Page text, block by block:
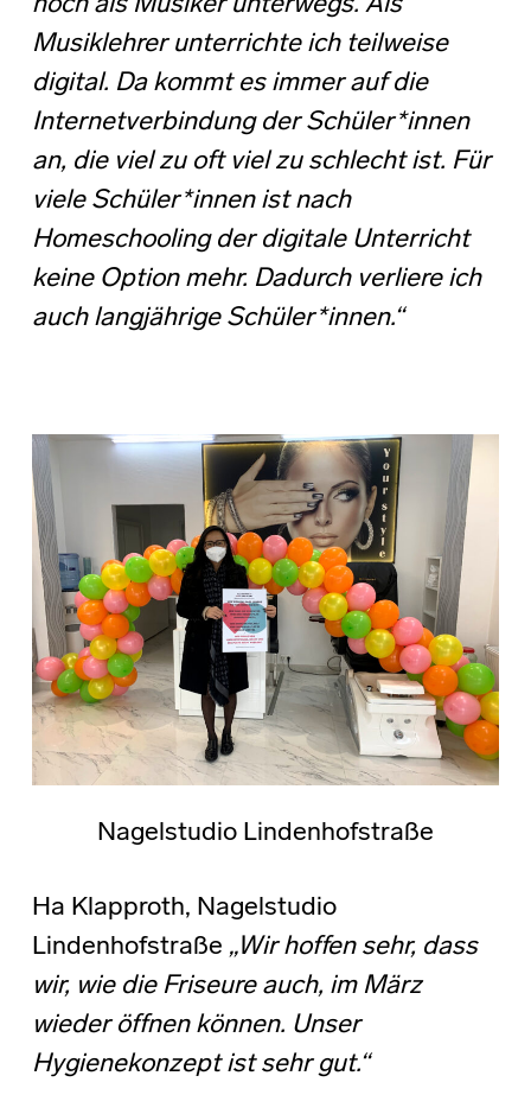
Musiklehrer unterrichte ich teilweise
digital. Da kommt es immer auf die
Internetverbindung der Schüler*innen
an, die viel zu oft viel zu schlecht ist. Für
viele Schüler*innen ist nach
Homeschooling der digitale Unterricht
keine Option mehr. Dadurch verliere ich
auch langjährige Schüler*innen.“
Nagelstudio Lindenhofstraße
Ha Klapproth, Nagelstudio
Lindenhofstraße „Wir hoffen sehr, dass
wir, wie die Friseure auch, im März
wieder öffnen können. Unser
Hygienekonzept ist sehr gut.“